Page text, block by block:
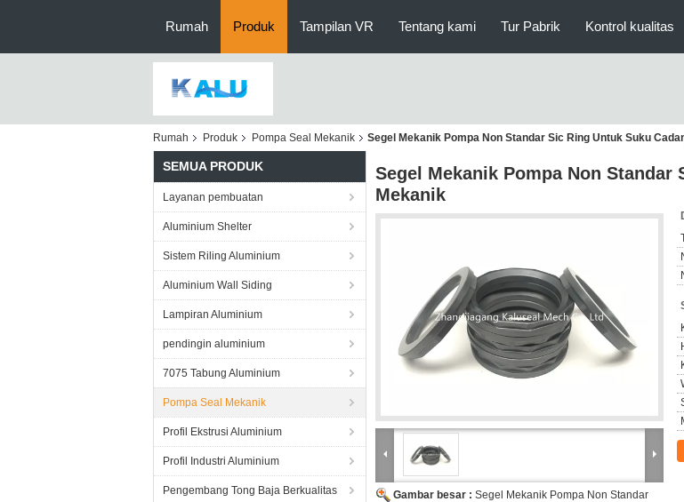
Rumah Produk Tampilan VR Tentang kami Tur Pabrik Kontrol kualitas
Rumah Produk Pompa Seal Mekanik Segel Mekanik Pompa Non Standar Sic Ring Untuk Suku
SEMUA PRODUK
Layanan pembuatan
Aluminium Shelter
Sistem Riling Aluminium
Aluminium Wall Siding
Lampiran Aluminium
pendingin aluminium
7075 Tabung Aluminium
Pompa Seal Mekanik
Profil Ekstrusi Aluminium
Profil Industri Aluminium
Pengembang Tong Baja Berkualitas
Segel Mekanik Pompa Non Standar
Mekanik
Gambar besar : Segel Mekanik Pompa Non Standar